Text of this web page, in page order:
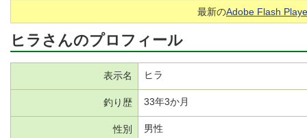
最新のAdobe Flash
ヒラさんのプロフィール
表示名 ヒラ
釣り歴 33年3か月
性別 男性